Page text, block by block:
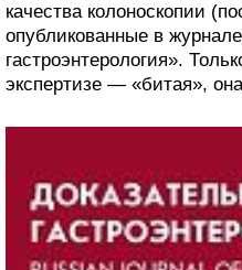
качества колоноскопии
опубликованные в
гастроэнтерология».
экспертизе — «битая»,